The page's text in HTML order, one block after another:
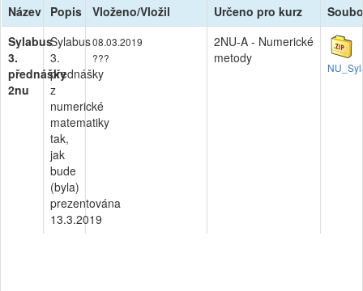
Název Popis Vloženo/Vložil Určeno pro kurz
Sylabus
3.
přednášky
2nu
Sylabus
3.
přednášky
z
numerické
matematiky
tak,
jak
bude
(byla)
prezentována
13.3.2019
08.03.2019
???
2NU-A - Numerické
metody